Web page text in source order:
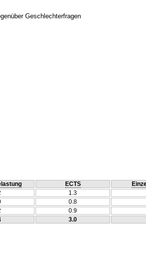
Geschlechterfragen
ECTS
1.3
0.8
0.9
3.0